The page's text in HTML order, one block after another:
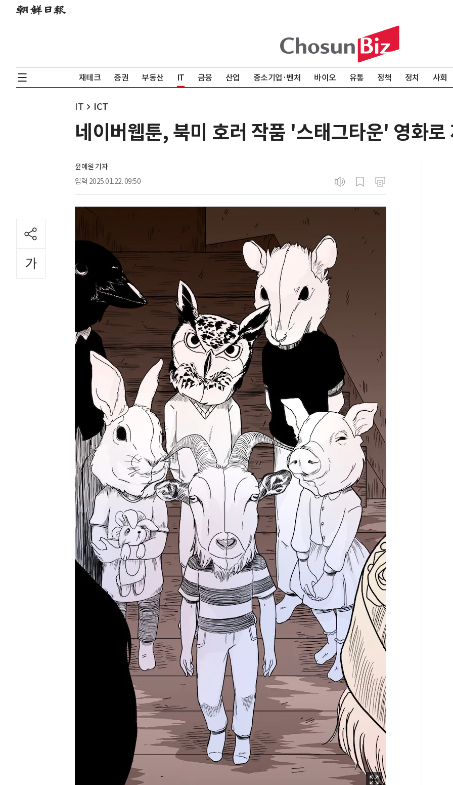
재테크 증권 부동산 IT 금융 산업 중소기업·벤처 바이오 유통 정책 정치 사회
IT ICT
네이버웹툰, 북미 호러 작품 '스태그타운' 영화로
윤예원 기자
입력 2025.01.22. 09:50